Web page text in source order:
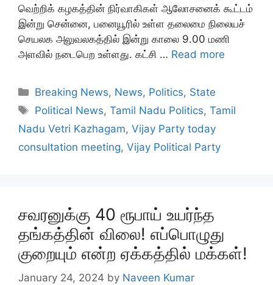
வெற்றிக் கழகத்தின் நிர்வாகிகள் ஆலோசனைக் கூட்டம்
இன்று சென்னை, பனையூரில் உள்ள தலைமை நிலையச்
செயலக அலுவலகத்தில் இன்று காலை 9.00 மணி
அளவில் நடைபெற உள்ளது. கட்சி … Read more
Categories
Breaking News, News, Politics, State
Tags
Political News,Tamil Nadu Politics,Tamil
Nadu Vetri Kazhagam, Vijay Party today
consultation meeting, Vijay Political Party
சவரனுக்கு 40 ரூபாய் உயர்ந்த
தங்கத்தின் விலை! எப்பொழுது
குறையும் என்ற ஏக்கத்தில் மக்கள்!
January 24, 2024 by Naveen Kumar